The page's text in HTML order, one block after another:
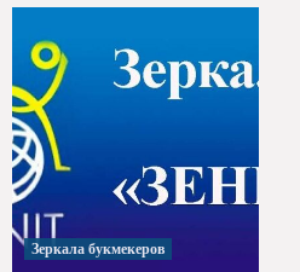
Зеркала букмекеров